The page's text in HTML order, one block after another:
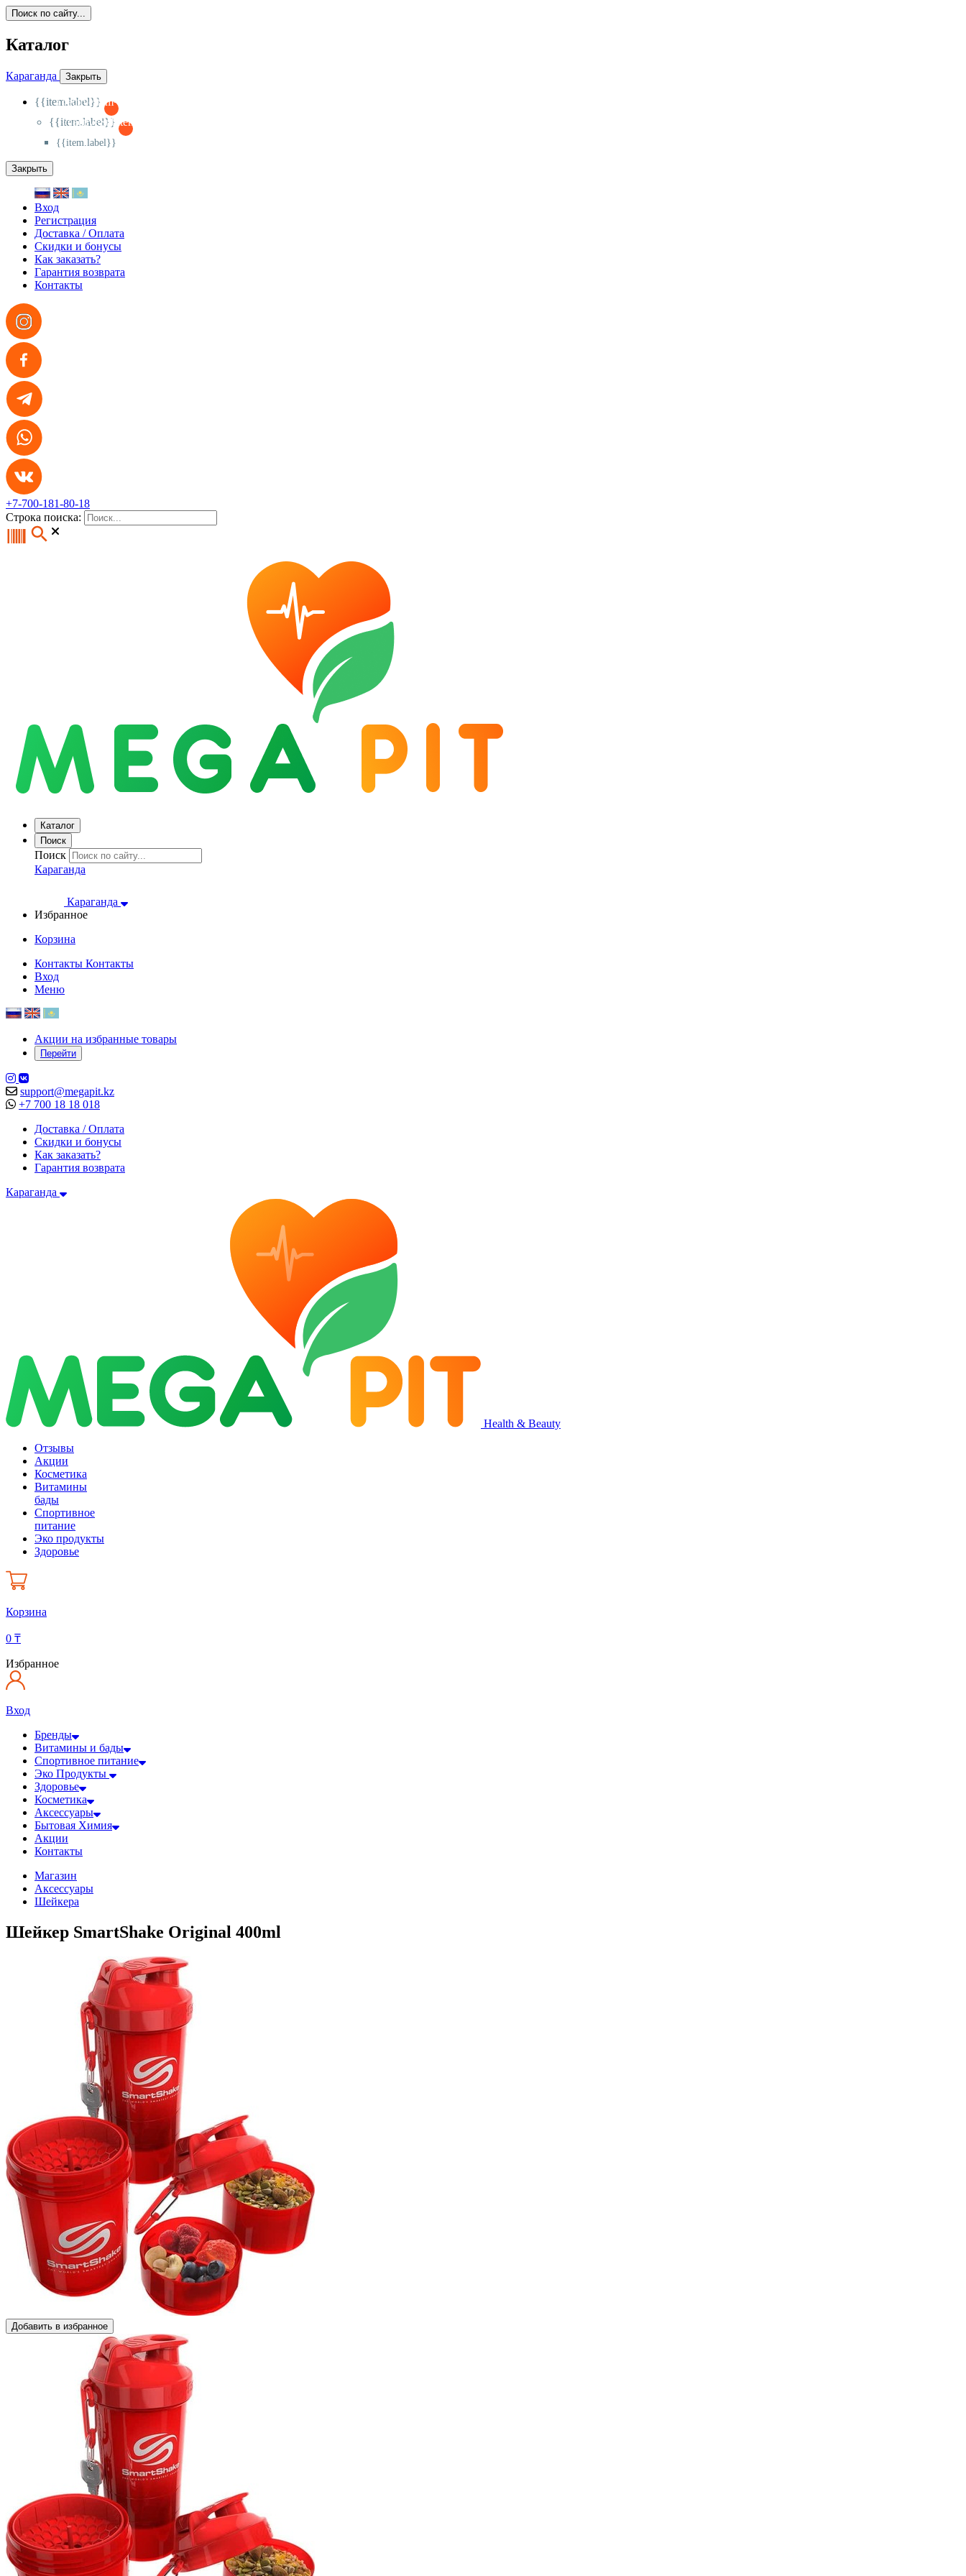
Поиск по сайту...
Каталог
Караганда Закрыть
{{item.label}}
{{activeItem==item.id?'-
{{item.label}}
{{activeSubitem==item.id?'-
{{item.label}}
Закрыть
Вход
Регистрация
Доставка / Оплата
Скидки и бонусы
Как заказать?
Гарантия возврата
Контакты
+7-700-181-80-18
Строка поиска:
Каталог
Поиск
Поиск
Караганда
Караганда
Избранное
Корзина
Контакты Контакты
Вход
Меню
Акции на избранные товары
Перейти
support@megapit.kz
+7 700 18 18 018
Доставка / Оплата
Скидки и бонусы
Как заказать?
Гарантия возврата
Караганда
Health & Beauty
Отзывы
Акции
Косметика
Витамины
бады
Спортивное
питание
Эко продукты
Здоровье
Корзина
0 ₸
Избранное
Вход
Бренды
Витамины и бады
Спортивное питание
Эко Продукты
Здоровье
Косметика
Аксессуары
Бытовая Химия
Акции
Контакты
Магазин
Аксессуары
Шейкера
Шейкер SmartShake Original 400ml
Добавить в избранное